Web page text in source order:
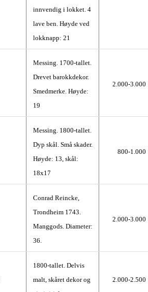
innvendig i lokket. 4
lave ben. Høyde ved
lokknapp: 21
Messing. 1700-tallet.
Drevet barokkdekor.
Smedmerke. Høyde:
19
2.000-3.000
Messing. 1800-tallet.
Dyp skål. Små skader.
Høyde: 13, skål:
18x17
800-1.000
Conrad Reincke,
Trondheim 1743.
Manggods. Diameter:
36.
2.000-3.000
1800-tallet. Delvis
malt, skåret dekor og
2.000-2.500